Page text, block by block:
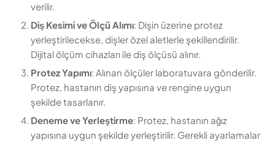
verilir.
Diş Kesimi ve Ölçü Alımı: Dişin üzerine protez
yerleştirilecekse, dişler özel aletlerle şekillendirilir.
Dijital ölçüm cihazları ile diş ölçüsü alınır.
Protez Yapımı: Alınan ölçüler laboratuvara gönderilir.
Protez, hastanın diş yapısına ve rengine uygun
şekilde tasarlanır.
Deneme ve Yerleştirme: Protez, hastanın ağız
yapısına uygun şekilde yerleştirilir. Gerekli ayarlamalar